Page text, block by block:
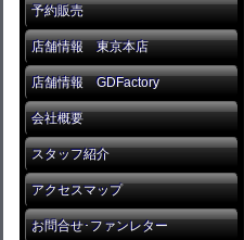
予約販売
店舗情報 東京本店
店舗情報 GDFactory
会社概要
スタッフ紹介
アクセスマップ
お問合せ･ファンレター